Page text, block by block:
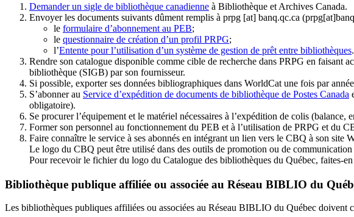
Demander un sigle de bibliothèque canadienne à Bibliothèque et Archives Canada.
Envoyer les documents suivants dûment remplis à prpg [at] banq.qc.ca
le formulaire d’abonnement au PEB;
le questionnaire de création d’un profil PRPG;
l’Entente pour l’utilisation d’un système de gestion de prêt entre bibliothèques.
Rendre son catalogue disponible comme cible de recherche dans PRPG en faisant
bibliothèque (SIGB) par son fournisseur.
Si possible, exporter ses données bibliographiques dans WorldCat une fois par
S’abonner au Service d’expédition de documents de bibliothèque de Postes Canada
obligatoire).
Se procurer l’équipement et le matériel nécessaires à l’expédition de colis (balance,
Former son personnel au fonctionnement du PEB et à l’utilisation de PRPG et du
Faire connaître le service à ses abonnés en intégrant un lien vers le CBQ à son
Le logo du CBQ peut être utilisé dans des outils de promotion ou de
Pour recevoir le fichier du logo du Catalogue des bibliothèques du Québec, faites-
Bibliothèque publique affiliée ou associée au Réseau BIBLIO du
Les bibliothèques publiques affiliées ou associées au Réseau BIBLIO du Québec